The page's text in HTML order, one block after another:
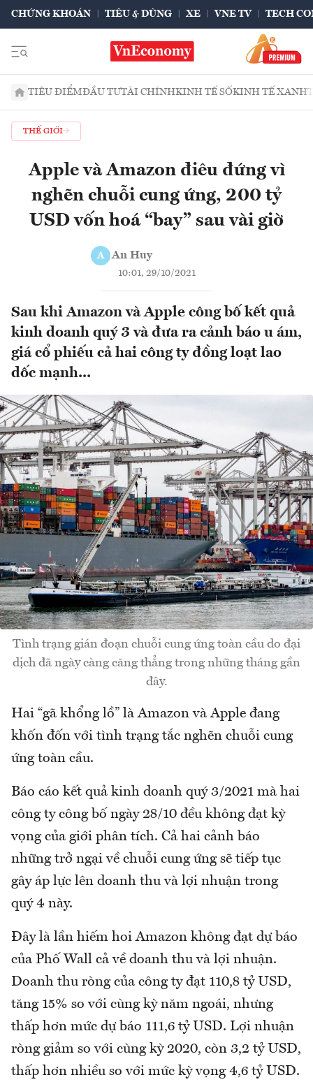
CHỨNG KHOÁN TIÊU & DÙNG XE VNE TV TECH
TIÊU ĐIỂMĐẦU TƯTÀI CHÍNHKINH TẾ SỐKINH TẾ XANH
THẾ GIỚI
Apple và Amazon điêu đứng vì
nghẽn chuỗi cung ứng, 200 tỷ
USD vốn hoá “bay” sau vài giờ
A An Huy
10:01, 29/10/2021
Sau khi Amazon và Apple công bố kết quả
kinh doanh quý 3 và đưa ra cảnh báo u ám,
giá cổ phiếu cả hai công ty đồng loạt lao
dốc mạnh...
Tình trạng gián đoạn chuỗi cung ứng toàn cầu do đại
dịch đã ngày càng căng thẳng trong những tháng gần
đây.
Hai “gã khổng lồ” là Amazon và Apple đang
khốn đốn với tình trạng tắc nghẽn chuỗi cung
ứng toàn cầu.
Báo cáo kết quả kinh doanh quý 3/2021 mà hai
công ty công bố ngày 28/10 đều không đạt kỳ
vọng của giới phân tích. Cả hai cảnh báo
những trở ngại về chuỗi cung ứng sẽ tiếp tục
gây áp lực lên doanh thu và lợi nhuận trong
quý 4 này.
Đây là lần hiếm hoi Amazon không đạt dự báo
của Phố Wall cả về doanh thu và lợi nhuận.
Doanh thu ròng của công ty đạt 110,8 tỷ USD,
tăng 15% so với cùng kỳ năm ngoái, nhưng
thấp hơn mức dự báo 111,6 tỷ USD. Lợi nhuận
ròng giảm so với cùng kỳ 2020, còn 3,2 tỷ USD,
thấp hơn nhiều so với mức kỳ vọng 4,6 tỷ USD.